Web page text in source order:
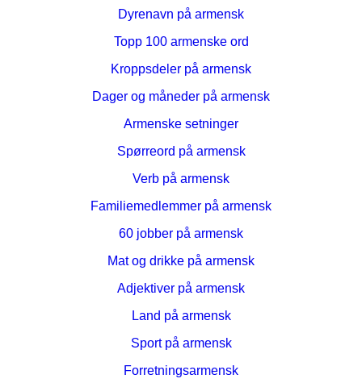
Dyrenavn på armensk
Topp 100 armenske ord
Kroppsdeler på armensk
Dager og måneder på armensk
Armenske setninger
Spørreord på armensk
Verb på armensk
Familiemedlemmer på armensk
60 jobber på armensk
Mat og drikke på armensk
Adjektiver på armensk
Land på armensk
Sport på armensk
Forretningsarmensk